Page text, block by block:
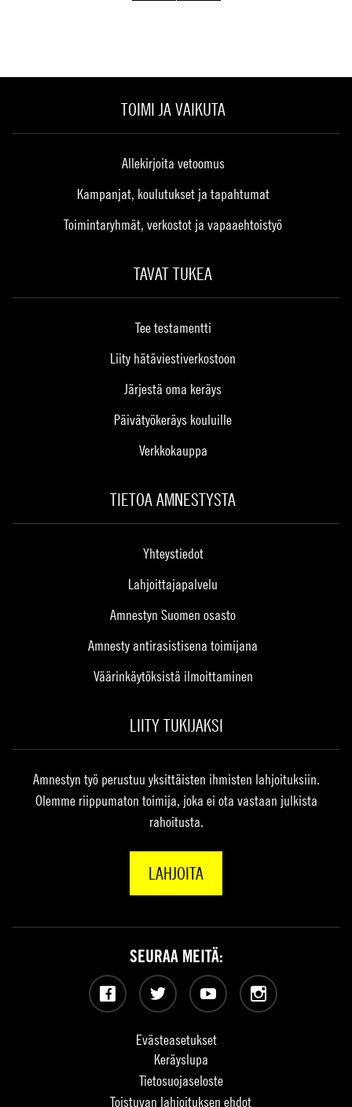
TOIMI JA VAIKUTA
Allekirjoita vetoomus
Kampanjat, koulutukset ja tapahtumat
Toimintaryhmät, verkostot ja vapaaehtoistyö
TAVAT TUKEA
Tee testamentti
Liity hätäviestiverkostoon
Järjestä oma keräys
Päivätyökeräys kouluille
Verkkokauppa
TIETOA AMNESTYSTA
Yhteystiedot
Lahjoittajapalvelu
Amnestyn Suomen osasto
Amnesty antirasistisena toimijana
Väärinkäytöksistä ilmoittaminen
LIITY TUKIJAKSI
Amnestyn työ perustuu yksittäisten ihmisten lahjoituksiin.
Olemme riippumaton toimija, joka ei ota vastaan julkista
rahoitusta.
LAHJOITA
Evästeasetukset
Keräyslupa
Tietosuojaseloste
Toistuvan lahjoituksen ehdot
SEURAA MEITÄ:
Facebook Twitter YouTubeInstagram